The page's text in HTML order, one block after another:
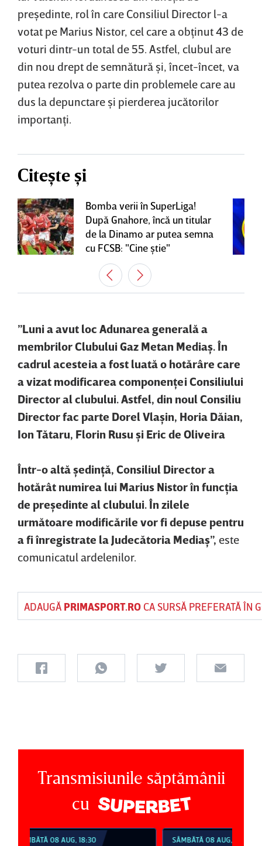
preşedinte, rol în care Consiliul Director l-a
votat pe Marius Nistor, cel care a obţinut 43 de
voturi dintr-un total de 55. Astfel, clubul are
din nou drept de semnătură şi, încet-încet, va
putea rezolva o parte din problemele care au
dus la depunctare şi pierderea jucătorilor
importanţi.
Citește și
Bomba verii în SuperLiga!
După Gnahore, încă un titular
de la Dinamo ar putea semna
cu FCSB: "Cine ştie"
”Luni a avut loc Adunarea generală a
membrilor Clubului Gaz Metan Mediaş. În
cadrul acesteia a fost luată o hotărâre care
a vizat modificarea componenţei Consiliului
Director al clubului. Astfel, din noul Consiliu
Director fac parte Dorel Vlaşin, Horia Dăian,
Ion Tătaru, Florin Rusu şi Eric de Oliveira
Într-o altă şedinţă, Consiliul Director a
hotărât numirea lui Marius Nistor în funcţia
de preşedinte al clubului. În zilele
următoare modificările vor fi depuse pentru
a fi înregistrate la Judecătoria Mediaş”, este
comunicatul ardelenilor.
ADAUGĂ PRIMASPORT.ROCA SURSĂ PREFERATĂ ÎN
Transmisiunile săptămânii
cu
SÂMBĂTĂ 08 AUG, 21:30 DUMINICĂ 09 AUG,